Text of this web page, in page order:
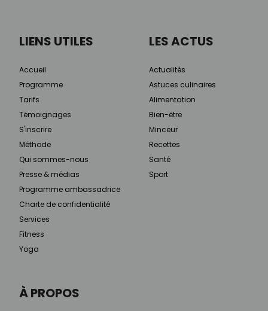
À PROPOS
LIENS UTILES
Accueil
Programme
Tarifs
Témoignages
S'inscrire
Méthode
Qui sommes-nous
Presse & médias
Programme ambassadrice
Charte de confidentialité
Services
Fitness
Yoga
LES ACTUS
Actualités
Astuces culinaires
Alimentation
Bien-être
Minceur
Recettes
Santé
Sport